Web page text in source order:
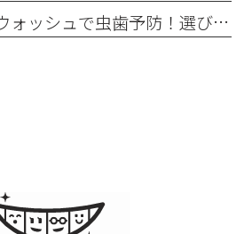
フッ素入りマウスウォッシュで虫歯予防！選び方と使い方を解説